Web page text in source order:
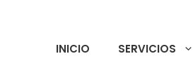
INICIO SERVICIOS